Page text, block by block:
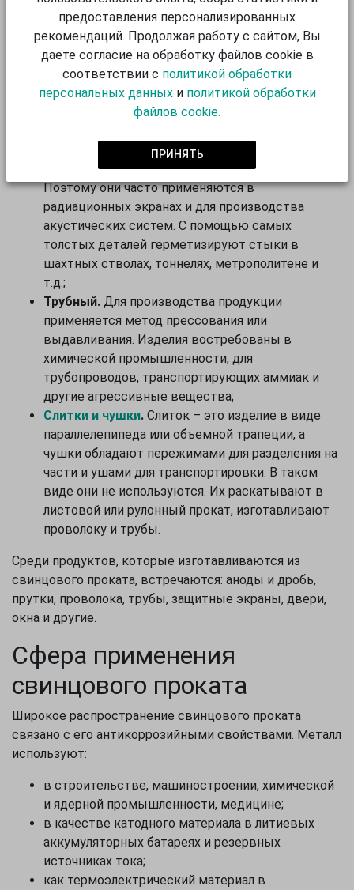
Листовой.Это пластина из свинца, которая
используется во многих отраслях
промышленности. Например, за счет мягкости
материал с легкостью поддается деформации и
пайке, поэтому применяется в качестве
прокладочного материала, уплотнителя при
Изделия в виде шнура или нити
обладают высокой плотностью и мягкостью.
Поэтому они часто применяются в
радиационных экранах и для производства
акустических систем. С помощью самых
толстых деталей герметизируют стыки в
шахтных стволах, тоннелях, метрополитене и
т.д.;
Трубный. Для производства продукции
применяется метод прессования или
выдавливания. Изделия востребованы в
химической промышленности, для
трубопроводов, транспортирующих аммиак и
другие агрессивные вещества;
Слитки и чушки. Слиток – это изделие в виде
параллелепипеда или объемной трапеции, а
чушки обладают пережимами для разделения на
части и ушами для транспортировки. В таком
виде они не используются. Их раскатывают в
листовой или рулонный прокат, изготавливают
проволоку и трубы.
Среди продуктов, которые изготавливаются из
свинцового проката, встречаются: аноды и дробь,
прутки, проволока, трубы, защитные экраны, двери,
окна и другие.
Сфера применения
свинцового проката
Широкое распространение свинцового проката
связано с его антикоррозийными свойствами. Металл
используют:
в строительстве, машиностроении, химической
и ядерной промышленности, медицине;
в качестве катодного материала в литиевых
аккумуляторных батареях и резервных
источниках тока;
как термоэлектрический материал в
предоставления персонализированных
рекомендаций. Продолжая работу с сайтом, Вы
даете согласие на обработку файлов cookie в
соответствии с политикой обработки
персональных данныхи политикой обработки
файлов cookie.
ПРИНЯТЬ